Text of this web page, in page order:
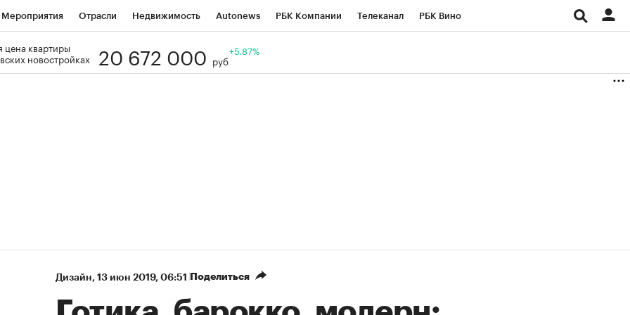
Мероприятия Отрасли Недвижимость Autonews РБК Компании Телеканал РБК Вино
Визионеры
цена квартиры
новостройках
20 672 000 руб
+5.87%
Дизайн⁠, 13 июн 2019, 06:51 Поделиться